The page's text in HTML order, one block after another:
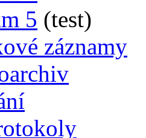
5 (test)
záznamy